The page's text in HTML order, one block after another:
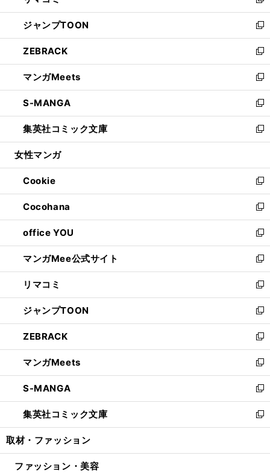
開
く
ウ
で
開
く
ン
ド
ウ
で
開
く
ウ
ィ
ン
ド
ウ
で
開
く
し
い
ウ
ィ
ン
ド
ウ
で
開
く
ジャンプTOON
新
し
い
ウ
ィ
ン
ド
ウ
で
開
ZEBRACK
新
し
い
ウ
ィ
ン
ド
ウ
開
く
マンガMeets
新
し
い
ウ
ィ
ン
ウ
で
開
く
S-MANGA
新
し
い
ウ
ン
ド
ウ
で
開
く
集英社コミック文庫
新
し
ウ
ィ
ン
ド
ウ
で
開
く
女性マンガ
Cookie
新
し
い
ウ
ィ
ン
ド
ウ
で
開
く
Cocohana
新
し
い
ウ
ィ
ン
ド
ウ
で
開
く
office YOU
新
し
い
ウ
ィ
ン
ド
ウ
で
開
く
マンガMee公式サイト
新
し
い
ウ
ィ
ン
ド
ウ
で
開
く
リマコミ
新
し
い
ウ
ィ
ン
ド
ウ
で
開
く
ジャンプTOON
新
し
い
ウ
ィ
ン
ド
ウ
で
開
ZEBRACK
新
し
い
ウ
ィ
ン
ド
ウ
開
マンガMeets
新
し
い
ウ
ィ
ン
ウ
S-MANGA
新
し
い
ウ
ン
集英社コミック文庫
新
し
ウ
取材・ファッション
ファッション・美容